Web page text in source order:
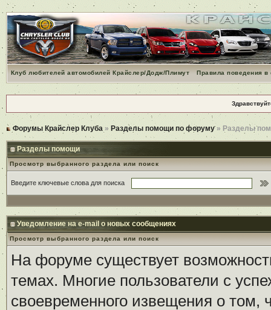
Клуб любителей автомобилей Крайслер/Додж/Плимут Правила поведения
Форумы Крайслер Клуба » Разделы помощи по форуму» Разделы
Разделы помощи
Просмотр выбранного раздела или поиск
Введите ключевые слова для поиска
Уведомление на e-mail о новых сообщениях
Просмотр выбранного раздела или поиск
На форуме существует
темах. Многие пользователи с
своевременного извещения о